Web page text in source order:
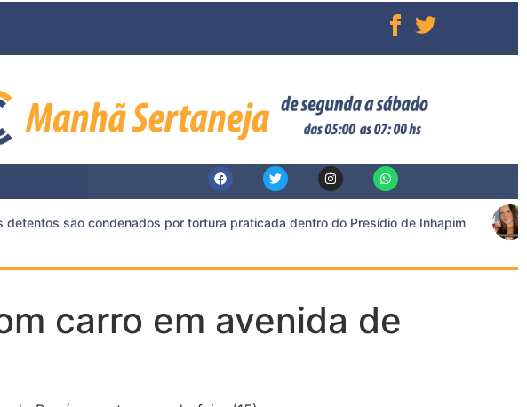
são condenados por tortura praticada dentro do Presídio de Inhapim
carro em avenida de